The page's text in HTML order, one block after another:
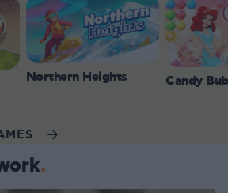
Northern Heights Candy